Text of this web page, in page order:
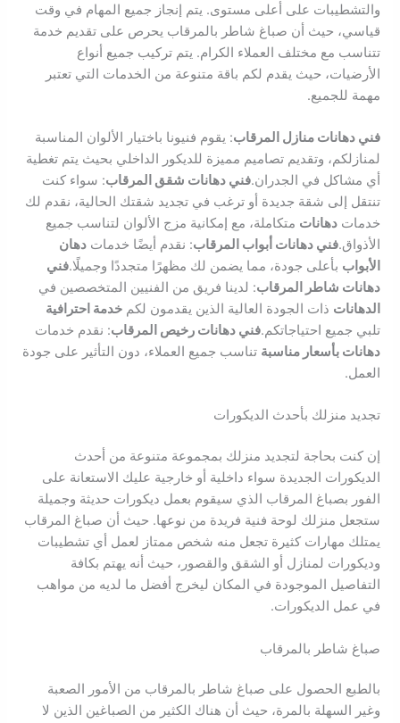
والتشطيبات على أعلى مستوى. يتم إنجاز جميع المهام في وقت
قياسي، حيث أن صباغ شاطر بالمرقاب يحرص على تقديم خدمة
تتناسب مع مختلف العملاء الكرام. يتم تركيب جميع أنواع
الأرضيات، حيث يقدم لكم باقة متنوعة من الخدمات التي تعتبر
مهمة للجميع.
فني دهانات منازل المرقاب: يقوم فنيونا باختيار الألوان المناسبة
لمنازلكم، وتقديم تصاميم مميزة للديكور الداخلي بحيث يتم تغطية
أي مشاكل في الجدران.فني دهانات شقق المرقاب: سواء كنت
تنتقل إلى شقة جديدة أو ترغب في تجديد شقتك الحالية، نقدم لك
خدماتدهانات متكاملة، مع إمكانية مزج الألوان لتناسب جميع
الأذواق.فني دهانات أبواب المرقاب: نقدم أيضًا خدماتدهان
الأبواب بأعلى جودة، مما يضمن لك مظهرًا متجددًا وجميلًا.فني
دهانات شاطر المرقاب: لدينا فريق من الفنيين المتخصصين في
الدهانات ذات الجودة العالية الذين يقدمون لكمخدمة احترافية
تلبي جميع احتياجاتكم.فني دهانات رخيص المرقاب: نقدم خدمات
دهانات بأسعار مناسبة تناسب جميع العملاء، دون التأثير على جودة
العمل.
تجديد منزلك بأحدث الديكورات
إن كنت بحاجة لتجديد منزلك بمجموعة متنوعة من أحدث
الديكورات الجديدة سواء داخلية أو خارجية عليك الاستعانة على
الفور بصباغ المرقاب الذي سيقوم بعمل ديكورات حديثة وجميلة
ستجعل منزلك لوحة فنية فريدة من نوعها. حيث أن صباغ المرقاب
يمتلك مهارات كثيرة تجعل منه شخص ممتاز لعمل أي تشطيبات
وديكورات لمنازل أو الشقق والقصور، حيث أنه يهتم بكافة
التفاصيل الموجودة في المكان ليخرج أفضل ما لديه من مواهب
في عمل الديكورات.
صباغ شاطر بالمرقاب
بالطبع الحصول على صباغ شاطر بالمرقاب من الأمور الصعبة
وغير السهلة بالمرة، حيث أن هناك الكثير من الصباغين الذين لا